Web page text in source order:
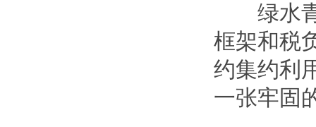
绿水青
框架和税
约集约利
一张牢固